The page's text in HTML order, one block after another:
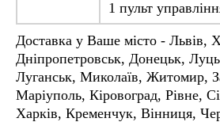
1 пульт
Доставка у Ваше місто - Львів,
Дніпропетровськ, Донецьк,
Луганськ, Миколаїв, Житомир,
Маріуполь, Кіровоград, Рівне,
Харків, Кременчук, Вінниця,